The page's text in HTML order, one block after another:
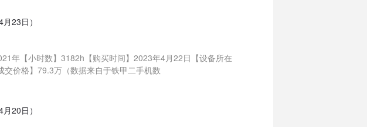
23日）
年【小时数】3182h【购买时间】2023年4月22日【设备所在
价格】79.3万（数据来自于铁甲二手机数
20日）